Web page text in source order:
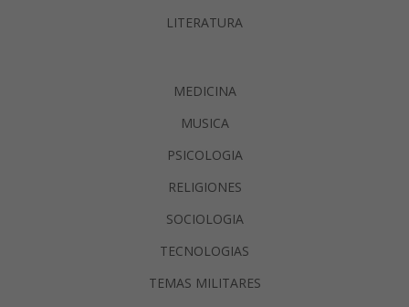
LITERATURA
MEDICINA
MUSICA
PSICOLOGIA
RELIGIONES
SOCIOLOGIA
TECNOLOGIAS
TEMAS MILITARES